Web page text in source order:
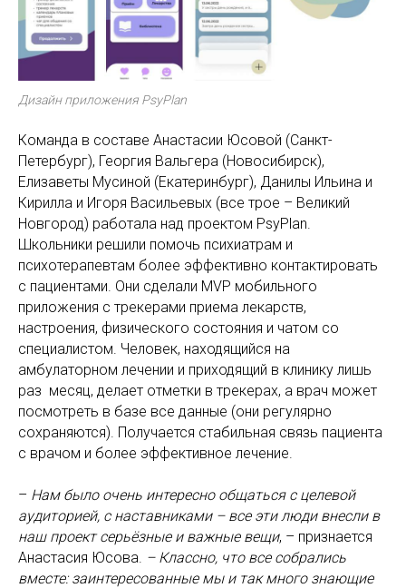
Дизайн приложения PsyPlan
Команда в составе Анастасии Юсовой (Санкт-
Петербург), Георгия Вальгера (Новосибирск),
Елизаветы Мусиной (Екатеринбург), Данилы Ильина и
Кирилла и Игоря Васильевых (все трое – Великий
Новгород) работала над проектом PsyPlan.
Школьники решили помочь психиатрам и
психотерапевтам более эффективно контактировать
с пациентами. Они сделали MVP мобильного
приложения с трекерами приема лекарств,
настроения, физического состояния и чатом со
специалистом. Человек, находящийся на
амбулаторном лечении и приходящий в клинику лишь
раз месяц, делает отметки в трекерах, а врач может
посмотреть в базе все данные (они регулярно
сохраняются). Получается стабильная связь пациента
с врачом и более эффективное лечение.
– Нам было очень интересно общаться с целевой
аудиторией, с наставниками – все эти люди внесли в
наш проект серьёзные и важные вещи, – признается
Анастасия Юсова. – Классно, что все собрались
вместе: заинтересованные мы и так много знающие